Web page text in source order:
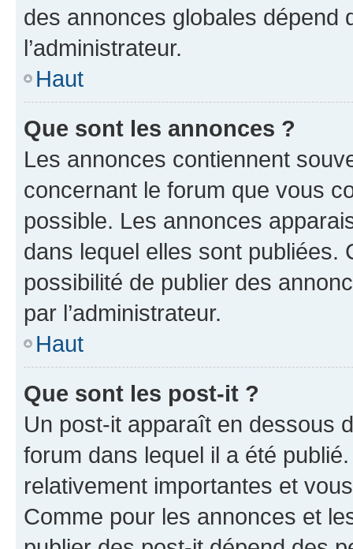
des annonces globales dépend
l’administrateur.
Haut
Que sont les annonces ?
Les annonces contiennent
concernant le forum que vous
possible. Les annonces
dans lequel elles sont publiées.
possibilité de publier des
par l’administrateur.
Haut
Que sont les post-it ?
Un post-it apparaît en dessous
forum dans lequel il a été
relativement importantes et
Comme pour les annonces et